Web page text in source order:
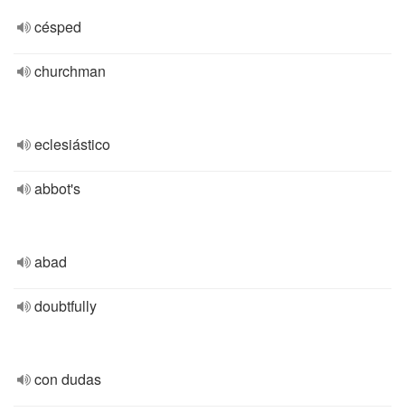
césped
churchman
eclesiástico
abbot's
abad
doubtfully
con dudas